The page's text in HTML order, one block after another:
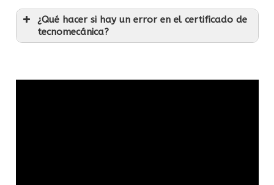
¿Qué hacer si hay un error en el certificado de
tecnomecánica?